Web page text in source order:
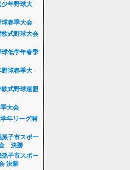
年野球大
春季大会
式野球大会
低学年春季
球春季大
式野球連盟
大会
年リーグ開
子市スポー
会 決勝
子市スポー
決勝